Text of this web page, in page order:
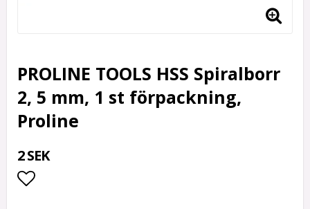
PROLINE TOOLS HSS Spiralborr
2, 5 mm, 1 st förpackning,
Proline
2 SEK